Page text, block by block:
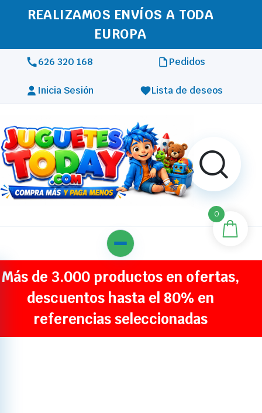
REALIZAMOS ENVÍOS A TODA
EUROPA
626 320 168 Pedidos
Inicia Sesión Lista de deseos
Más de 3.000 productos en ofertas,
descuentos hasta el 80% en
referencias seleccionadas
0